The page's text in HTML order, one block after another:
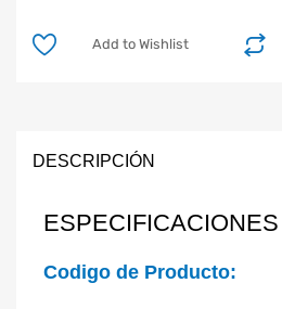
Add to Wishlist
DESCRIPCIÓN
ESPECIFICACIONES
Codigo de Producto: